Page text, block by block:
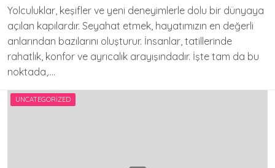
Yolculuklar, keşifler ve yeni deneyimlerle dolu bir dünyaya
açılan kapılardır. Seyahat etmek, hayatımızın en değerli
anlarından bazılarını oluşturur. İnsanlar, tatillerinde
rahatlık, konfor ve ayrıcalık arayışındadır. İşte tam da bu
noktada,….
UNCATEGORIZED